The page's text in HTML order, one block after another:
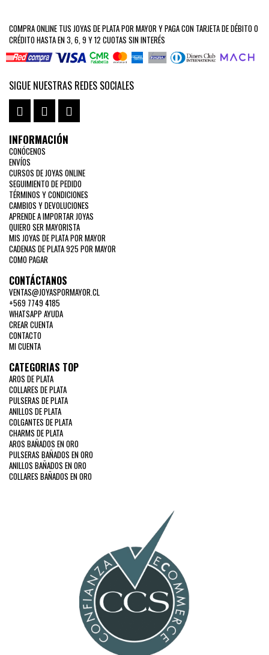
COMPRA ONLINE TUS JOYAS DE PLATA POR MAYOR Y PAGA CON TARJETA DE DÉBITO O
CRÉDITO HASTA EN 3, 6, 9 Y 12 CUOTAS SIN INTERÉS
SIGUE NUESTRAS REDES SOCIALES
INFORMACIÓN
CONÓCENOS
ENVÍOS
CURSOS DE JOYAS ONLINE
SEGUIMIENTO DE PEDIDO
TÉRMINOS Y CONDICIONES
CAMBIOS Y DEVOLUCIONES
APRENDE A IMPORTAR JOYAS
QUIERO SER MAYORISTA
MIS JOYAS DE PLATA POR MAYOR
CADENAS DE PLATA 925 POR MAYOR
COMO PAGAR
CONTÁCTANOS
VENTAS@JOYASPORMAYOR.CL
+569 7749 4185
WHATSAPP AYUDA
CREAR CUENTA
CONTACTO
MI CUENTA
CATEGORIAS TOP
AROS DE PLATA
COLLARES DE PLATA
PULSERAS DE PLATA
ANILLOS DE PLATA
COLGANTES DE PLATA
CHARMS DE PLATA
AROS BAÑADOS EN ORO
PULSERAS BAÑADOS EN ORO
ANILLOS BAÑADOS EN ORO
COLLARES BAÑADOS EN ORO